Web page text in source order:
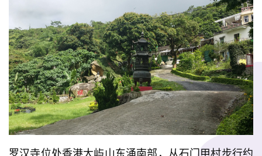
罗汉寺位处香港大屿山东涌南部，从石门甲村步行约